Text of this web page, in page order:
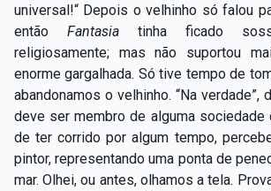
universal!“ Depois o velhinho só falou
então Fantasia tinha ficado
religiosamente; mas não suportou
enorme gargalhada. Só tive tempo de
abandonamos o velhinho. “Na verdade”,
deve ser membro de alguma sociedade
de ter corrido por algum tempo,
pintor, representando uma ponta de
mar. Olhei, ou antes, olhamos a tela.